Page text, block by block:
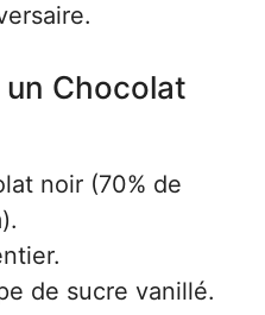
Chocolat
noir (70% de
de sucre vanillé.